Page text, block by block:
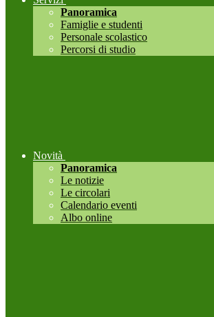
Panoramica
Famiglie e studenti
Personale scolastico
Percorsi di studio
Novità
Panoramica
Le notizie
Le circolari
Calendario eventi
Albo online